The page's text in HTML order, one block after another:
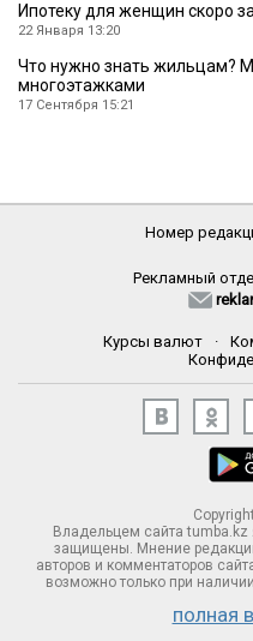
Ипотеку для женщин скоро
22 Января 13:20
Что нужно знать жильцам?
многоэтажками
17 Сентября 15:21
Номер
Рекламный
Курсы валют ·
Владельцем сайта
защищены. Мнение
авторов и комментаторов
возможно только при
полная